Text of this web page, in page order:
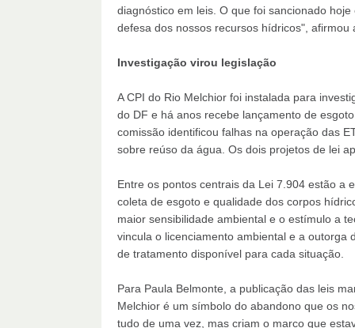
diagnóstico em leis. O que foi sancionado
defesa dos nossos recursos hídricos", afirmou
Investigação virou legislação
A CPI do Rio Melchior foi instalada para
do DF e há anos recebe lançamento de
comissão identificou falhas na operação das
sobre reúso da água. Os dois projetos de lei
Entre os pontos centrais da Lei 7.904 estão a
coleta de esgoto e qualidade dos corpos
maior sensibilidade ambiental e o estímulo a
vincula o licenciamento ambiental e a
de tratamento disponível para cada situação.
Para Paula Belmonte, a publicação das leis
Melchior é um símbolo do abandono que os
tudo de uma vez, mas criam o marco que